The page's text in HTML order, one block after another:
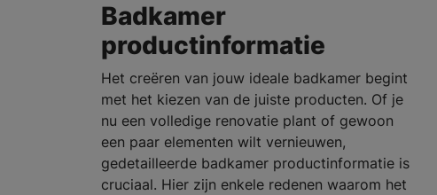
Badkamer
productinformatie
Het creëren van jouw ideale badkamer begint
met het kiezen van de juiste producten. Of je
nu een volledige renovatie plant of gewoon
een paar elementen wilt vernieuwen,
gedetailleerde badkamer productinformatie is
cruciaal. Hier zijn enkele redenen waarom het